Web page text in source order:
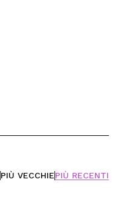
PIÙ VECCHIEPIÙ RECENTI